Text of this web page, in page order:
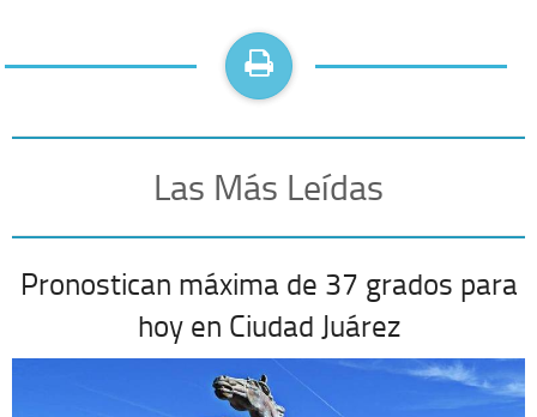
Las Más Leídas
Pronostican máxima de 37 grados para
hoy en Ciudad Juárez